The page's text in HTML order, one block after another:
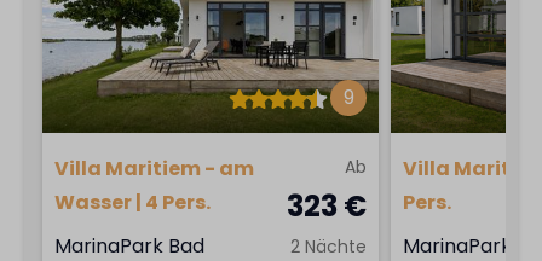
9
Ab
323 €
2 Nächte
Villa Maritiem - am
Wasser | 4 Pers.
MarinaPark Bad
Villa
Pers.
MarinaPark